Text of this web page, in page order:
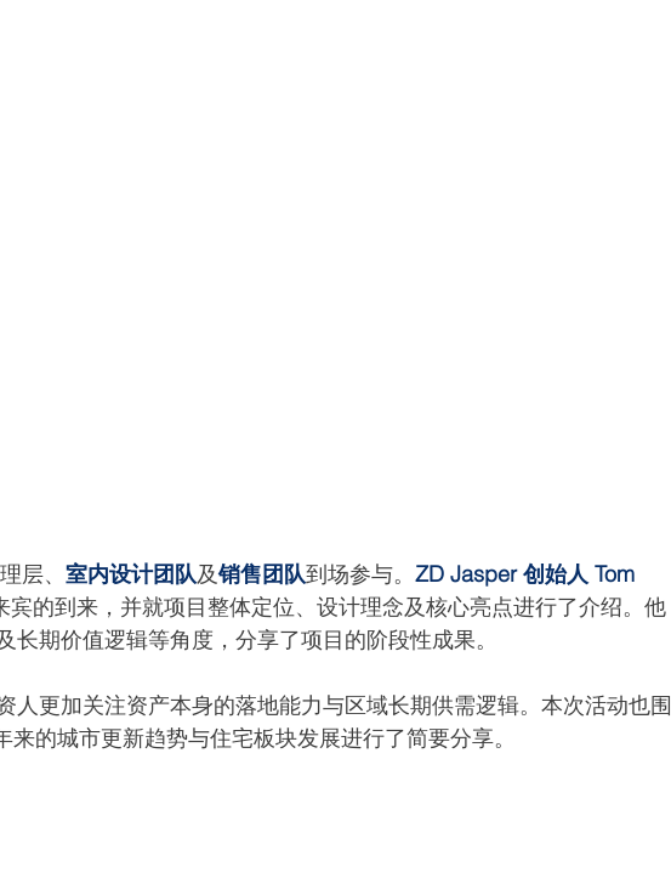
层、 室内设计团队及销售团队到场参与。 ZD Jasper 创始人 Tom
宾的到来，并就项目整体定位、设计理念及核心亮点进行了介绍。他
长期价值逻辑等角度，分享了项目的阶段性成果。
人更加关注资产本身的落地能力与区域长期供需逻辑。本次活动也围
来的城市更新趋势与住宅板块发展进行了简要分享。